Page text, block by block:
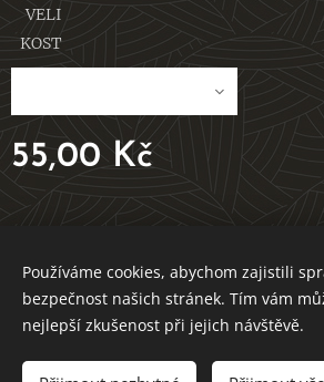
VELI
KOST
55,00Kč
V ROVNOVÁZE S
Vytvořeno službou Webnode
Používáme cookies, abychom zajistili
bezpečnost našich stránek. Tím vám
nejlepší zkušenost při jejich návštěvě.